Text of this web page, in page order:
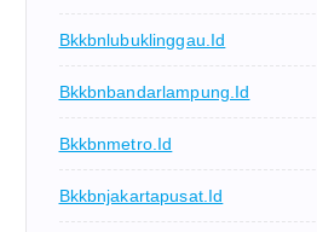
Bkkbnlubuklinggau.id
Bkkbnbandarlampung.id
Bkkbnmetro.id
Bkkbnjakartapusat.id